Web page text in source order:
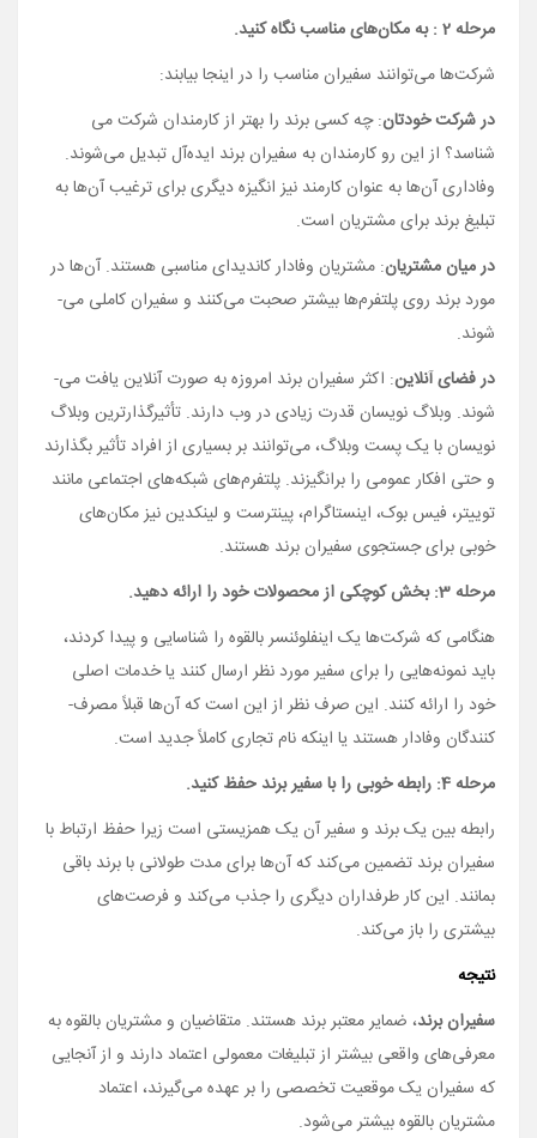
مرحله 2 : به مکان­‌های مناسب نگاه کنید.
شرکت‌­ها می­‌توانند سفیران مناسب را در اینجا بیابند:
در شرکت خودتان: چه کسی برند را بهتر از کارمندان شرکت می­‌
شناسد؟ از این رو کارمندان به سفیران برند ایده­‌آل تبدیل می­‌شوند.
وفاداری آن‌­ها به عنوان کارمند نیز انگیزه دیگری برای ترغیب آن‌­ها به
تبلیغ برند برای مشتریان است.
در میان مشتریان: مشتریان وفادار کاندیدای مناسبی هستند. آن­‌ها در
مورد برند روی پلتفرم‌­ها بیشتر صحبت می­‌کنند و سفیران کاملی می‌­
شوند.
در فضای آنلاین: اکثر سفیران برند امروزه به صورت آنلاین یافت می‌­
شوند. وبلاگ نویسان قدرت زیادی در وب دارند. تأثیرگذارترین وبلاگ
نویسان با یک پست وبلاگ، می­‌توانند بر بسیاری از افراد تأثیر بگذارند
و حتی افکار عمومی را برانگیزند. پلتفرم‌­های شبکه‌های اجتماعی مانند
توییتر، فیس بوک، اینستاگرام، پینترست و لینکدین نیز مکان­‌های
خوبی برای جستجوی سفیران برند هستند.
مرحله 3: بخش کوچکی از محصولات خود را ارائه دهید.
هنگامی که شرکت‌­ها یک اینفلوئنسر بالقوه را شناسایی و پیدا کردند،
باید نمونه‌­هایی را برای سفیر مورد نظر ارسال کنند یا خدمات اصلی
خود را ارائه کنند. این صرف نظر از این است که آن­‌ها قبلاً مصرف‌­
کنندگان وفادار هستند یا اینکه نام تجاری کاملاً جدید است.
مرحله 4: رابطه خوبی را با سفیر برند حفظ کنید.
رابطه بین یک برند و سفیر آن یک همزیستی است زیرا حفظ ارتباط با
سفیران برند تضمین می­‌کند که آن­‌ها برای مدت طولانی با برند باقی
بمانند. این کار طرفداران دیگری را جذب می­‌کند و فرصت­‌های
بیشتری را باز می­‌کند.
نتیجه
سفیران برند، ضمایر معتبر برند هستند. متقاضیان و مشتریان بالقوه به
معرفی­‌های واقعی بیشتر از تبلیغات معمولی اعتماد دارند و از آنجایی
که سفیران یک موقعیت تخصصی را بر عهده می‌­گیرند، اعتماد
مشتریان بالقوه بیشتر می‌­شود.